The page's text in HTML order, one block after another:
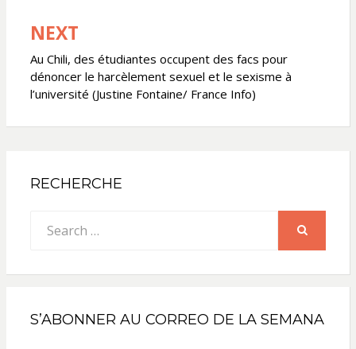
NEXT
Au Chili, des étudiantes occupent des facs pour
dénoncer le harcèlement sexuel et le sexisme à
l’université (Justine Fontaine/ France Info)
RECHERCHE
for:
S’ABONNER AU CORREO DE LA SEMANA